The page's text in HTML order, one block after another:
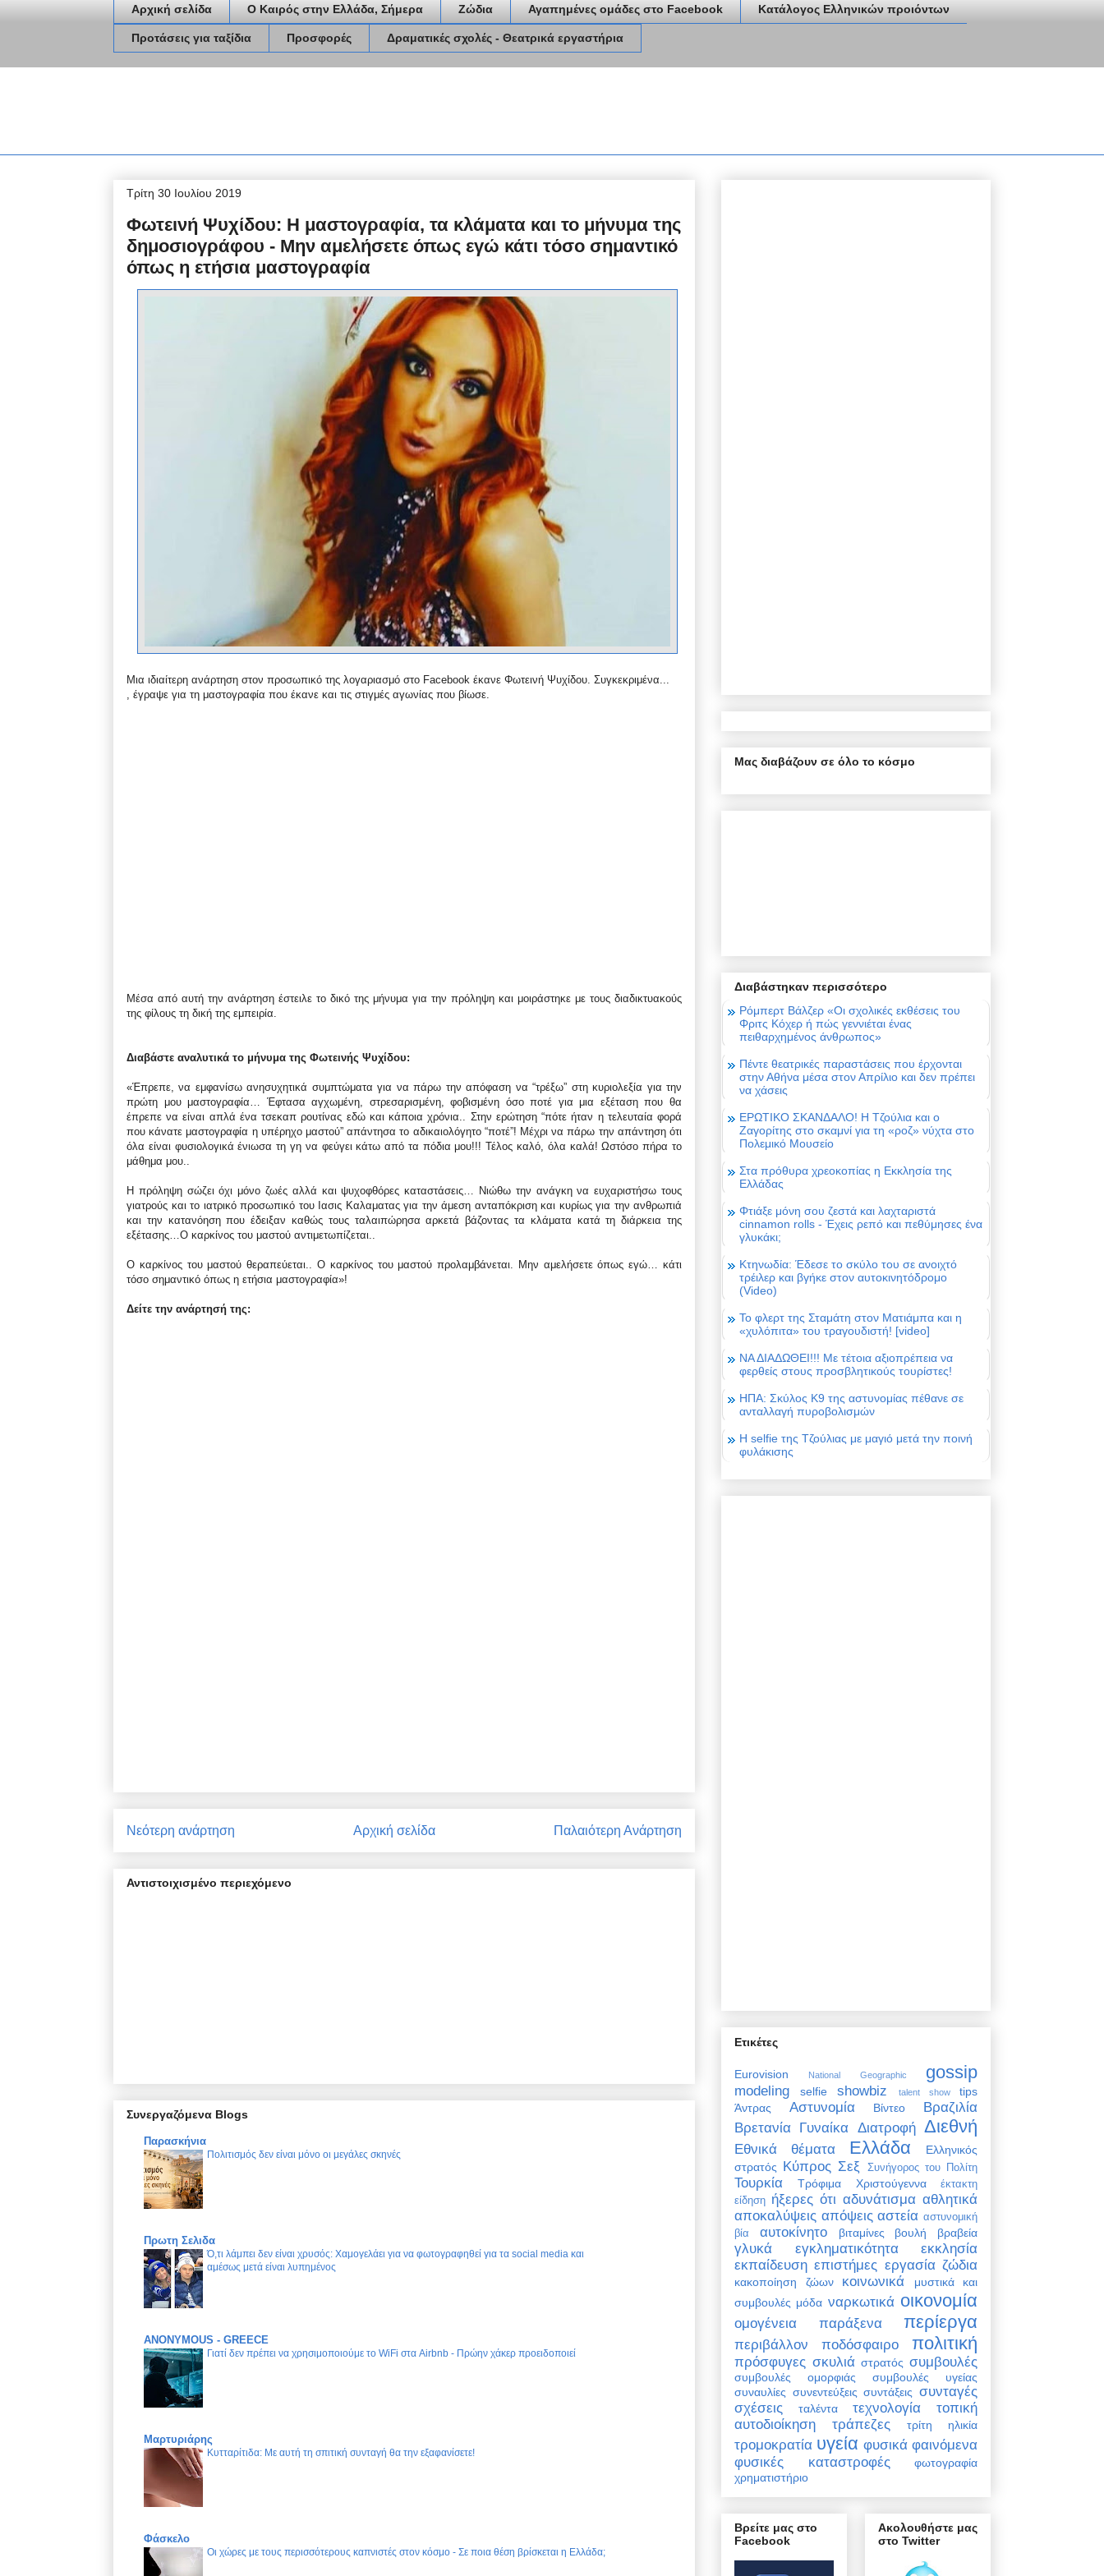
Αρχική σελίδα Ο Καιρός στην Ελλάδα, Σήμερα Ζώδια Αγαπημένες ομάδες στο Facebook Κατάλογος Ελληνικών προιόντων
Προτάσεις για ταξίδια Προσφορές Δραματικές σχολές - Θεατρικά εργαστήρια
Τρίτη 30 Ιουλίου 2019
Φωτεινή Ψυχίδου: Η μαστογραφία, τα κλάματα και το μήνυμα της
δημοσιογράφου - Μην αμελήσετε όπως εγώ κάτι τόσο σημαντικό
όπως η ετήσια μαστογραφία
Μια ιδιαίτερη ανάρτηση στον προσωπικό της λογαριασμό στο Facebook έκανε Φωτεινή Ψυχίδου. Συγκεκριμένα...
, έγραψε για τη μαστογραφία που έκανε και τις στιγμές αγωνίας που βίωσε.
Μέσα από αυτή την ανάρτηση έστειλε το δικό της μήνυμα για την πρόληψη και μοιράστηκε με τους διαδικτυακούς
της φίλους τη δική της εμπειρία.
Διαβάστε αναλυτικά το μήνυμα της Φωτεινής Ψυχίδου:
«Έπρεπε, να εμφανίσω ανησυχητικά συμπτώματα για να πάρω την απόφαση να “τρέξω” στη κυριολεξία για την
πρώτη μου μαστογραφία… Έφτασα αγχωμένη, στρεσαρισμένη, φοβισμένη όσο ποτέ για μια εξέταση που θα
έπρεπε να είναι απλά ένα τσεκαπ ρουτίνας εδώ και κάποια χρόνια.. Στην ερώτηση “πότε ήταν η τελευταία φορά
που κάνατε μαστογραφία η υπέρηχο μαστού” απάντησα το αδικαιολόγητο “ποτέ”! Μέχρι να πάρω την απάντηση ότι
όλα είναι φυσιολογικά ένιωσα τη γη να φεύγει κάτω από τα πόδια μου!!! Τέλος καλό, όλα καλά! Ωστόσο πήρα το
μάθημα μου..
Η πρόληψη σώζει όχι μόνο ζωές αλλά και ψυχοφθόρες καταστάσεις… Νιώθω την ανάγκη να ευχαριστήσω τους
γιατρούς και το ιατρικό προσωπικό του Ιασις Καλαματας για την άμεση ανταπόκριση και κυρίως για την ανθρωπιά
και την κατανόηση που έδειξαν καθώς τους ταλαιπώρησα αρκετά βάζοντας τα κλάματα κατά τη διάρκεια της
εξέτασης…Ο καρκίνος του μαστού αντιμετωπίζεται..
Ο καρκίνος του μαστού θεραπεύεται.. Ο καρκίνος του μαστού προλαμβάνεται. Μην αμελήσετε όπως εγώ… κάτι
τόσο σημαντικό όπως η ετήσια μαστογραφία»!
Δείτε την ανάρτησή της:
Νεότερη ανάρτηση Παλαιότερη Ανάρτηση
Αρχική σελίδα
Αντιστοιχισμένο περιεχόμενο
Συνεργαζόμενα Blogs
Παρασκήνια
Πολιτισμός δεν είναι μόνο οι μεγάλες σκηνές
Πρωτη Σελιδα
Ό,τι λάμπει δεν είναι χρυσός: Χαμογελάει για να φωτογραφηθεί για τα social media και
αμέσως μετά είναι λυπημένος
ANONYMOUS - GREECE
Γιατί δεν πρέπει να χρησιμοποιούμε το WiFi στα Airbnb - Πρώην χάκερ προειδοποιεί
Μαρτυριάρης
Κυτταρίτιδα: Με αυτή τη σπιτική συνταγή θα την εξαφανίσετε!
Φάσκελο
Οι χώρες με τους περισσότερους καπνιστές στον κόσμο - Σε ποια θέση βρίσκεται η Ελλάδα;
Μας διαβάζουν σε όλο το κόσμο
Διαβάστηκαν περισσότερο
Ρόμπερτ Βάλζερ «Οι σχολικές εκθέσεις του
Φριτς Κόχερ ή πώς γεννιέται ένας
πειθαρχημένος άνθρωπος»
Πέντε θεατρικές παραστάσεις που έρχονται
στην Αθήνα μέσα στον Απρίλιο και δεν πρέπει
να χάσεις
ΕΡΩΤΙΚΟ ΣΚΑΝΔΑΛΟ! Η Τζούλια και ο
Ζαγορίτης στο σκαμνί για τη «ροζ» νύχτα στο
Πολεμικό Μουσείο
Στα πρόθυρα χρεοκοπίας η Εκκλησία της
Ελλάδας
Φτιάξε μόνη σου ζεστά και λαχταριστά
cinnamon rolls - Έχεις ρεπό και πεθύμησες ένα
γλυκάκι;
Κτηνωδία: Έδεσε το σκύλο του σε ανοιχτό
τρέιλερ και βγήκε στον αυτοκινητόδρομο
(Video)
Το φλερτ της Σταμάτη στον Ματιάμπα και η
«χυλόπιτα» του τραγουδιστή! [video]
ΝΑ ΔΙΑΔΩΘΕΙ!!! Με τέτοια αξιοπρέπεια να
φερθείς στους προσβλητικούς τουρίστες!
ΗΠΑ: Σκύλος Κ9 της αστυνομίας πέθανε σε
ανταλλαγή πυροβολισμών
Η selfie της Τζούλιας με μαγιό μετά την ποινή
φυλάκισης
Ετικέτες
Eurovision National Geographic gossip
modeling selfie showbiz talent show
tips
Άντρας
Αστυνομία Βίντεο
Βραζιλία
Βρετανία Γυναίκα Διατροφή Διεθνή
Εθνικά θέματα Ελλάδα
Ελληνικός
στρατός Κύπρος Σεξ Συνήγορος του Πολίτη
Τουρκία Τρόφιμα Χριστούγεννα
έκτακτη
είδηση ήξερες ότι αδυνάτισμα αθλητικά
αποκαλύψεις απόψεις αστεία αστυνομική
βία
αυτοκίνητο βιταμίνες βουλή βραβεία
γλυκά εγκληματικότητα
εκκλησία
εκπαίδευση επιστήμες εργασία ζώδια
κακοποίηση ζώων κοινωνικά
μυστικά και
συμβουλές μόδα ναρκωτικά οικονομία
ομογένεια παράξενα περίεργα
περιβάλλον ποδόσφαιρο πολιτική
πρόσφυγες σκυλιά στρατός συμβουλές
συμβουλές ομορφιάς
συμβουλές υγείας
συναυλίες συνεντεύξεις συντάξεις συνταγές
σχέσεις
ταλέντα τεχνολογία
τοπική
αυτοδιοίκηση
τράπεζες τρίτη ηλικία
τρομοκρατία υγεία φυσικά φαινόμενα
φυσικές καταστροφές
φωτογραφία
χρηματιστήριο
Βρείτε μας στο
Facebook
Ακολουθήστε μας
στο Twitter